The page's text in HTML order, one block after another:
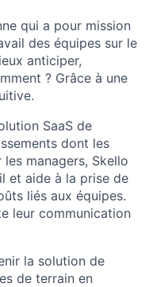
qui a pour mission
des équipes sur le
anticiper,
? Grâce à une
SaaS de
dont les
managers, Skello
et aide à la prise de
liés aux équipes.
leur communication
la solution de
de terrain en